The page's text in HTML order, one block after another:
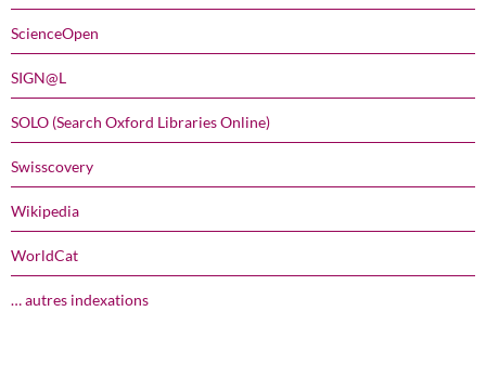
ScienceOpen
SIGN@L
SOLO (Search Oxford Libraries Online)
Swisscovery
Wikipedia
WorldCat
… autres indexations